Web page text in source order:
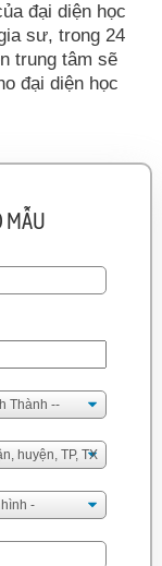
đại diện học
sư, trong 24
trung tâm sẽ
đại diện học
MẪU